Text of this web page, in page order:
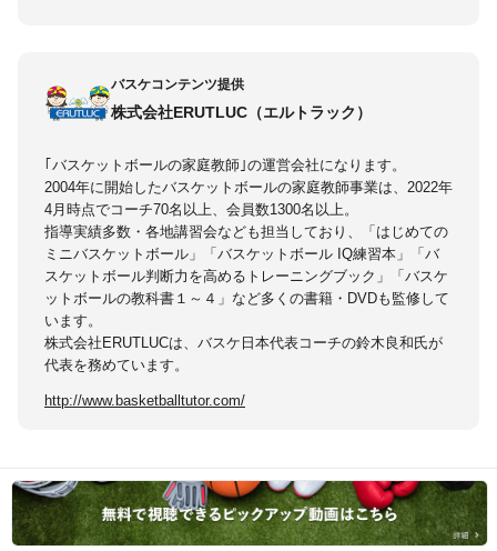
バスケコンテンツ提供
株式会社ERUTLUC（エルトラック）
｢バスケットボールの家庭教師｣の運営会社になります。
2004年に開始したバスケットボールの家庭教師事業は、2022年
4月時点でコーチ70名以上、会員数1300名以上。
指導実績多数・各地講習会なども担当しており、「はじめての
ミニバスケットボール」「バスケットボール IQ練習本」「バ
スケットボール判断力を高めるトレーニングブック」「バスケ
ットボールの教科書１～４」など多くの書籍・DVDも監修して
います。
株式会社ERUTLUCは、バスケ日本代表コーチの鈴木良和氏が
代表を務めています。
http://www.basketballtutor.com/